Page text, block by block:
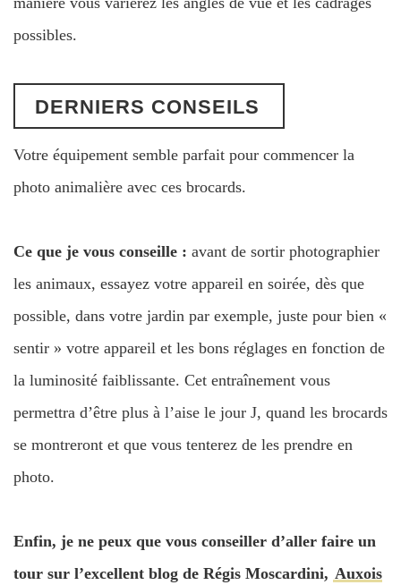
possibles.
DERNIERS CONSEILS
Votre équipement semble parfait pour commencer la
photo animalière avec ces brocards.
Ce que je vous conseille : avant de sortir photographier
les animaux, essayez votre appareil en soirée, dès que
possible, dans votre jardin par exemple, juste pour bien «
sentir » votre appareil et les bons réglages en fonction de
la luminosité faiblissante. Cet entraînement vous
permettra d’être plus à l’aise le jour J, quand les brocards
se montreront et que vous tenterez de les prendre en
photo.
Enfin, je ne peux que vous conseiller d’aller faire un
tour sur l’excellent blog de Régis Moscardini, Auxois